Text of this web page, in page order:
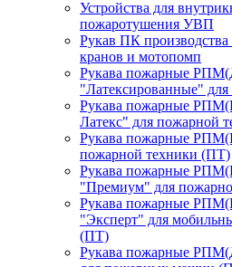
Устройства для
пожаротушения УВП
Рукав ПК
кранов и мотопомп
Рукава пожарные
"Латексированные"
Рукава пожарные
Латекс" для пожарной
Рукава пожарные
пожарной техники (ПТ)
Рукава пожарные
"Премиум" для
Рукава пожарные
"Эксперт" для
(ПТ)
Рукава пожарные